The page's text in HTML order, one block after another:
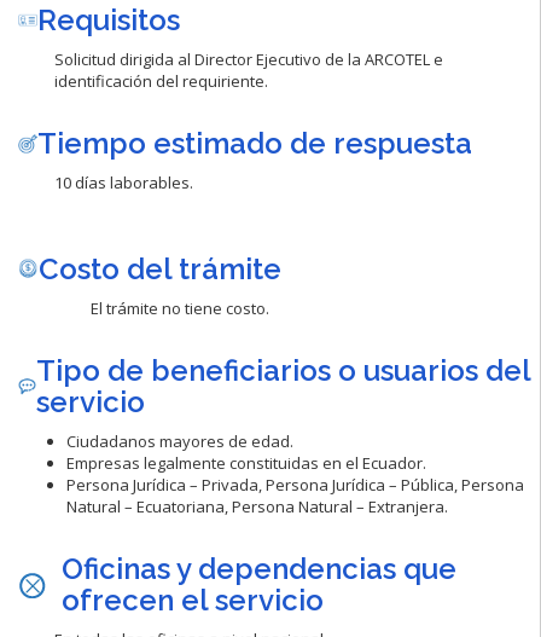
Requisitos
Solicitud dirigida al Director Ejecutivo de la ARCOTEL e
identificación del requiriente.
Tiempo estimado de respuesta
10 días laborables.
Costo del trámite
El trámite no tiene costo.
Tipo de beneficiarios o usuarios del
servicio
Ciudadanos mayores de edad.
Empresas legalmente constituidas en el Ecuador.
Persona Jurídica – Privada, Persona Jurídica – Pública, Persona
Natural – Ecuatoriana, Persona Natural – Extranjera.
Oficinas y dependencias que
ofrecen el servicio